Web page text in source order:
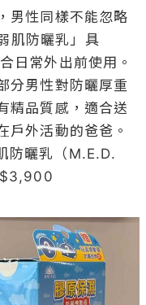
男性同樣不能忽略
肌防曬乳」具
日常外出前使用。
分男性對防曬厚重
精品質感，適合送
戶外活動的爸爸。
防曬乳（M.E.D.